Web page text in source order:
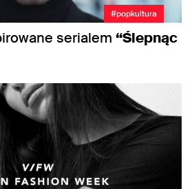
#popkultura
serialem “Ślepnąc